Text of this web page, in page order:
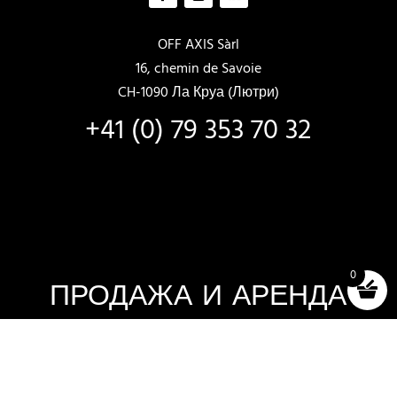
OFF AXIS Sàrl
16, chemin de Savoie
CH-1090 Ла Круа (Лютри)
+41 (0) 79 353 70 32
ПРОДАЖА И АРЕНДА
0